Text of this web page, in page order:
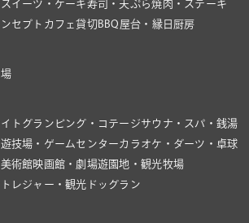
スイーツ・ケーキ寿司・天ぷら焼肉・ステーキ
ンセプトカフェ貸切BBQ 屋台・縁日 厨房
ト グランピング・コテージサウナ・スパ・銭湯
遊技場・ゲームセンターカラオケ・ダーツ・卓球
術館映画館・劇場遊園地・観光牧場
レジャー・観光 ドッグラン